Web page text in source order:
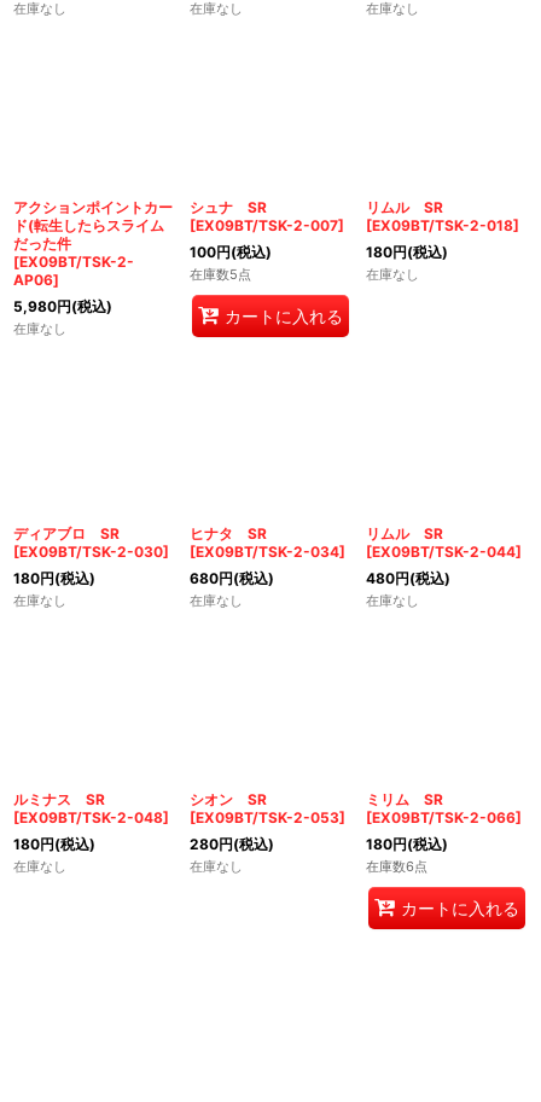
在庫なし 在庫なし 在庫なし
アクションポイントカー
ド(転生したらスライム
だった件
[EX09BT/TSK-2-
AP06]
5,980円(税込)
在庫なし
シュナ SR
[EX09BT/TSK-2-007]
100円(税込)
在庫数5点
カートに入れる
リムル SR
[EX09BT/TSK-2-018]
180円(税込)
在庫なし
ディアブロ SR
[EX09BT/TSK-2-030]
180円(税込)
在庫なし
ヒナタ SR
[EX09BT/TSK-2-034]
680円(税込)
在庫なし
リムル SR
[EX09BT/TSK-2-044]
480円(税込)
在庫なし
ルミナス SR
[EX09BT/TSK-2-048]
180円(税込)
在庫なし
シオン SR
[EX09BT/TSK-2-053]
280円(税込)
在庫なし
ミリム SR
[EX09BT/TSK-2-066]
180円(税込)
在庫数6点
カートに入れる